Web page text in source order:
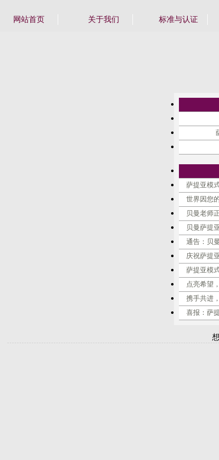
网站首页 关于我们 标准与认证
萨提亚模
世界因您
贝曼老师
贝曼萨提
通告：贝
庆祝萨提
萨提亚模
点亮希望
携手共进
喜报：萨